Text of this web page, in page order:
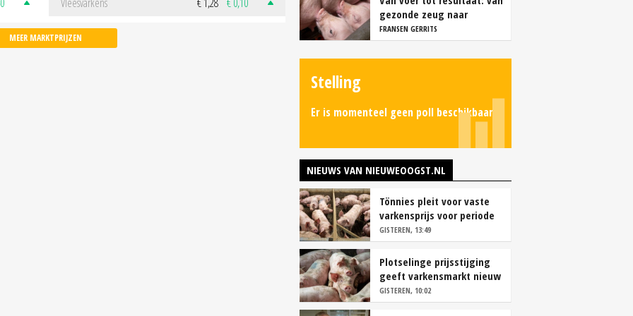
MEER MARKTPRIJZEN
gezonde zeug naar
succesvolle biggen
FRANSEN GERRITS
Stelling
Er is momenteel geen poll beschikbaar.
NIEUWS VAN NIEUWEOOGST.NL
Tönnies pleit voor vaste
varkensprijs voor periode
van zes maanden
GISTEREN, 13:49
Plotselinge prijsstijging
geeft varkensmarkt nieuw
perspectief
GISTEREN, 10:02